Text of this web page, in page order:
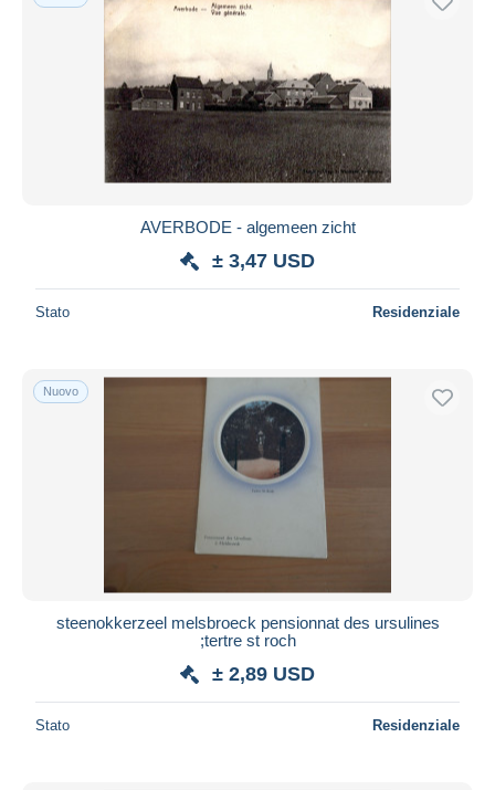
AVERBODE - algemeen zicht
± 3,47 USD
Stato Residenziale
Nuovo
steenokkerzeel melsbroeck pensionnat des ursulines
;tertre st roch
± 2,89 USD
Stato Residenziale